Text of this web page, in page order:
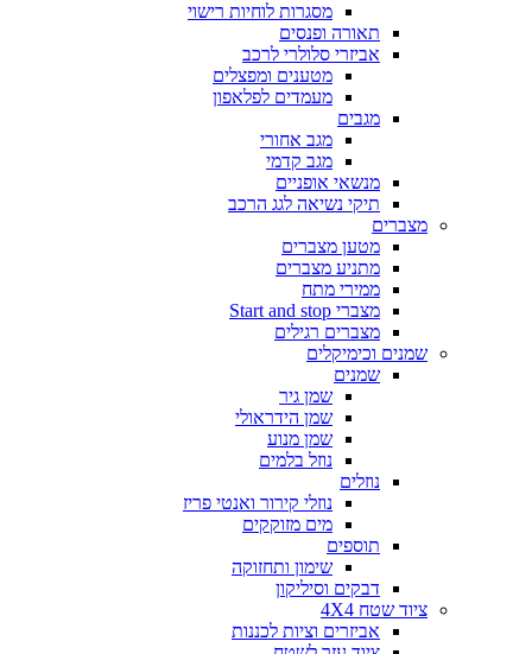
מסגרות לוחיות רישוי
תאורה ופנסים
אביזרי סלולרי לרכב
מטענים ומפצלים
מעמדים לפלאפון
מגבים
מגב אחורי
מגב קדמי
מנשאי אופניים
תיקי נשיאה לגג הרכב
מצברים
מטען מצברים
מתניע מצברים
ממירי מתח
מצברי Start and stop
מצברים רגילים
שמנים וכימיקלים
שמנים
שמן גיר
שמן הידראולי
שמן מנוע
נוזל בלמים
נוזלים
נוזלי קירור ואנטי פריז
מים מזוקקים
תוספים
שימון ותחזוקה
דבקים וסיליקון
ציוד שטח 4X4
אביזרים וציות לכננות